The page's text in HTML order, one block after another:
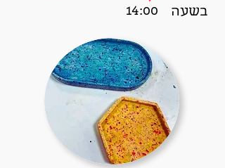
14:00
בשעה